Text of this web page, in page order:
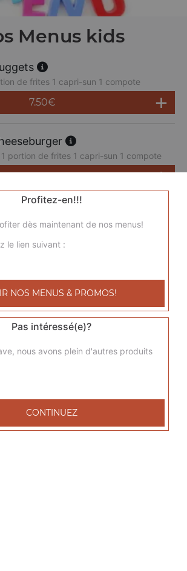
Menus kids
de frites 1 capri-sun 1 compote
7.50€
portion de frites 1 capri-sun 1 compote
7.50€
Profitez-en!!!
dès maintenant de nos menus!
le lien suivant :
NOS MENUS & PROMOS!
Pas intéressé(e)?
nous avons plein d'autres produits
CONTINUEZ